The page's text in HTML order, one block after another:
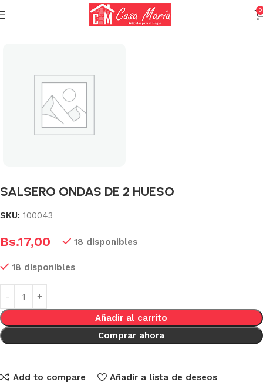
0
Varios (Menaje)
SALSERO ONDAS DE 2 HUESO
SKU: 100043
Bs.17,00 18 disponibles
18 disponibles
Añadir al carrito
Comprar ahora
Add to compare Añadir a lista de deseos